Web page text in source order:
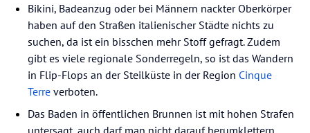
Bikini, Badeanzug oder bei Männern nackter Oberkörper
haben auf den Straßen italienischer Städte nichts zu
suchen, da ist ein bisschen mehr Stoff gefragt. Zudem
gibt es viele regionale Sonderregeln, so ist das Wandern
in Flip-Flops an der Steilküste in der Region Cinque
Terre verboten.
Das Baden in öffentlichen Brunnen ist mit hohen Strafen
untersagt, auch darf man nicht darauf herumklettern